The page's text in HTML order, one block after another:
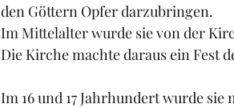
den Göttern Opfer darzubringen.
Im Mittelalter wurde sie von der
Die Kirche machte daraus ein Fest
Im 16 und 17 Jahrhundert wurde